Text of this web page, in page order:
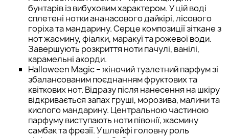
бунтарів із вибуховим характером. У цій воді
сплетені нотки ананасового дайкірі, лісового
горіха та мандарину. Серце композиції зіткане з
нот жасмину, фіалки, маракуї та рожевої води.
Завершують розкриття ноти пачулі, ванілі,
карамельні акорди.
Halloween Magic – жіночий туалетний парфум зі
збалансованим поєднанням фруктових та
квіткових нот. Відразу після нанесення на шкіру
відкривається запах груші, морозива, малини та
кислого мандарину. Центральною частиною
парфуму виступають ноти півонії, жасмину
самбак та фрезії. У шлейфі головну роль